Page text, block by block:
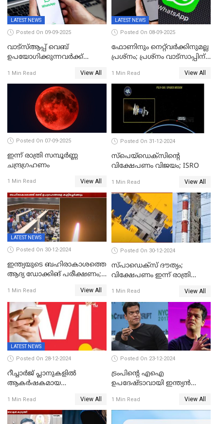
LATEST NEWS
Posted On 09-09-2025
വാട്‌സ്ആപ്പ് വെബ്
ഉപയോഗിക്കുന്നവർക്ക്
ചാറ്റിൽ പണികിട്ടി
ഉപഭോക്താക്കൾ
1 Min Read View All
LATEST NEWS
Posted On 08-09-2025
ഫോണിനും നെറ്റ്‌വര്‍ക്കിനുമല്ല
പ്രശ്നം; പ്രശ്‌നം വാട്സാപ്പിന്
1 Min Read View All
Posted On 07-09-2025
ഇന്ന് രാത്രി സമ്പൂര്‍ണ്ണ
ചന്ദ്രഗ്രഹണം
1 Min Read View All
Posted On 31-12-2024
സ്‌പെയ്‌ഡെക്‌സിൻ്റെ
വിക്ഷേപണം വിജയം; ISRO
1 Min Read View All
LATEST NEWS
Posted On 30-12-2024
ഇന്ത്യയുടെ ബഹിരാകാശത്തെ
ആദ്യ ഡോക്കിങ് പരീക്ഷണം;
വിജയം
1 Min Read View All
Posted On 30-12-2024
സ്പാഡെക്‌സ് ദൗത്യം;
വിക്ഷേപണം ഇന്ന് രാത്രി
1 Min Read View All
LATEST NEWS
Posted On 28-12-2024
റീച്ചാര്‍ജ് പ്ലാനുകളില്‍
ആകർഷകമായ
വരുത്തി വിഐ
1 Min Read View All
Posted On 23-12-2024
ട്രംപിന്റെ എഐ
ഉപദേഷ്ടാവായി ഇന്ത്യൻ
1 Min Read View All